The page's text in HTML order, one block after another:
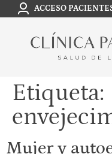
ACCESO
Etiqueta:
Mujer y